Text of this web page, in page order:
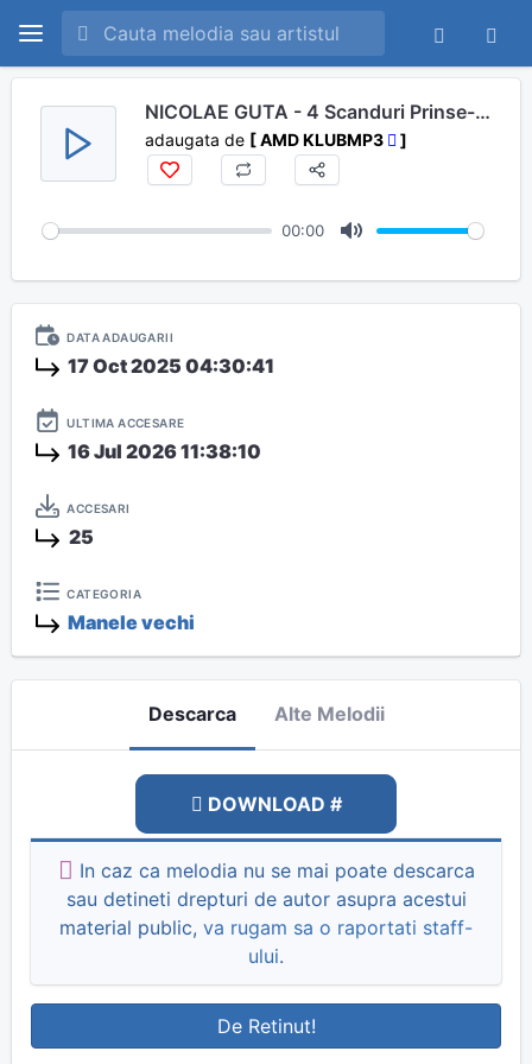
NICOLAE GUTA - 4 Scanduri Prinse-n Cuie
adaugata de [ AMD KLUBMP3 ]
00:00
u
DATA ADAUGARII
17 Oct 2025 04:30:41
ULTIMA ACCESARE
16 Jul 2026 11:38:10
ACCESARI
25
CATEGORIA
Manele vechi
Descarca Alte Melodii
DOWNLOAD #
In caz ca melodia nu se mai poate descarca
sau detineti drepturi de autor asupra acestui
material public, va rugam sa o raportati staff-
ului.
De Retinut!